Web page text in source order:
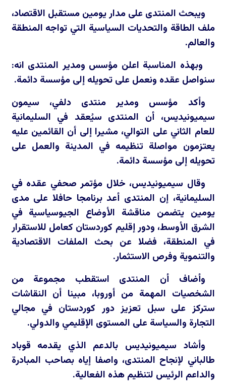
ويبحث المنتدى على مدار يومين مستقبل الاقتصاد،
ملف الطاقة والتحديات السياسية التي تواجه المنطقة
والعالم.
وبهذه المناسبة اعلن مؤسس ومدير المنتدى انه:
سنواصل عقده ونعمل على تحويله إلى مؤسسة دائمة.
وأكد مؤسس ومدير منتدى دلفي، سيمون
سيميونيديس، أن المنتدى سيُعقد في السليمانية
للعام الثاني على التوالي، مشيرا إلى أن القائمين عليه
يعتزمون مواصلة تنظيمه في المدينة والعمل على
تحويله إلى مؤسسة دائمة.
وقال سيميونيديس، خلال مؤتمر صحفي عقده في
السليمانية، إن المنتدى أعد برنامجا حافلا على مدى
يومين يتضمن مناقشة الأوضاع الجيوسياسية في
الشرق الأوسط، ودور إقليم كوردستان كعامل للاستقرار
في المنطقة، فضلا عن بحث الملفات الاقتصادية
والتنموية وفرص الاستثمار.
وأضاف أن المنتدى استقطب مجموعة من
الشخصيات المهمة من أوروبا، مبينا أن النقاشات
ستركز على سبل تعزيز دور كوردستان في مجالي
التجارة والسياسة على المستوى الإقليمي والدولي.
وأشاد سيميونيديس بالدعم الذي يقدمه قوباد
طالباني لإنجاح المنتدى، واصفا إياه بصاحب المبادرة
والداعم الرئيس لتنظيم هذه الفعالية.